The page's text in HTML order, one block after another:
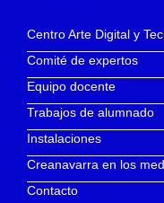
Centro Arte Digital y
Comité de expertos
Equipo docente
Trabajos de alumnado
Instalaciones
Creanavarra en los
Contacto